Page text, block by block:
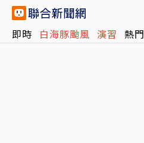
即時 白海豚颱風 演習 熱門